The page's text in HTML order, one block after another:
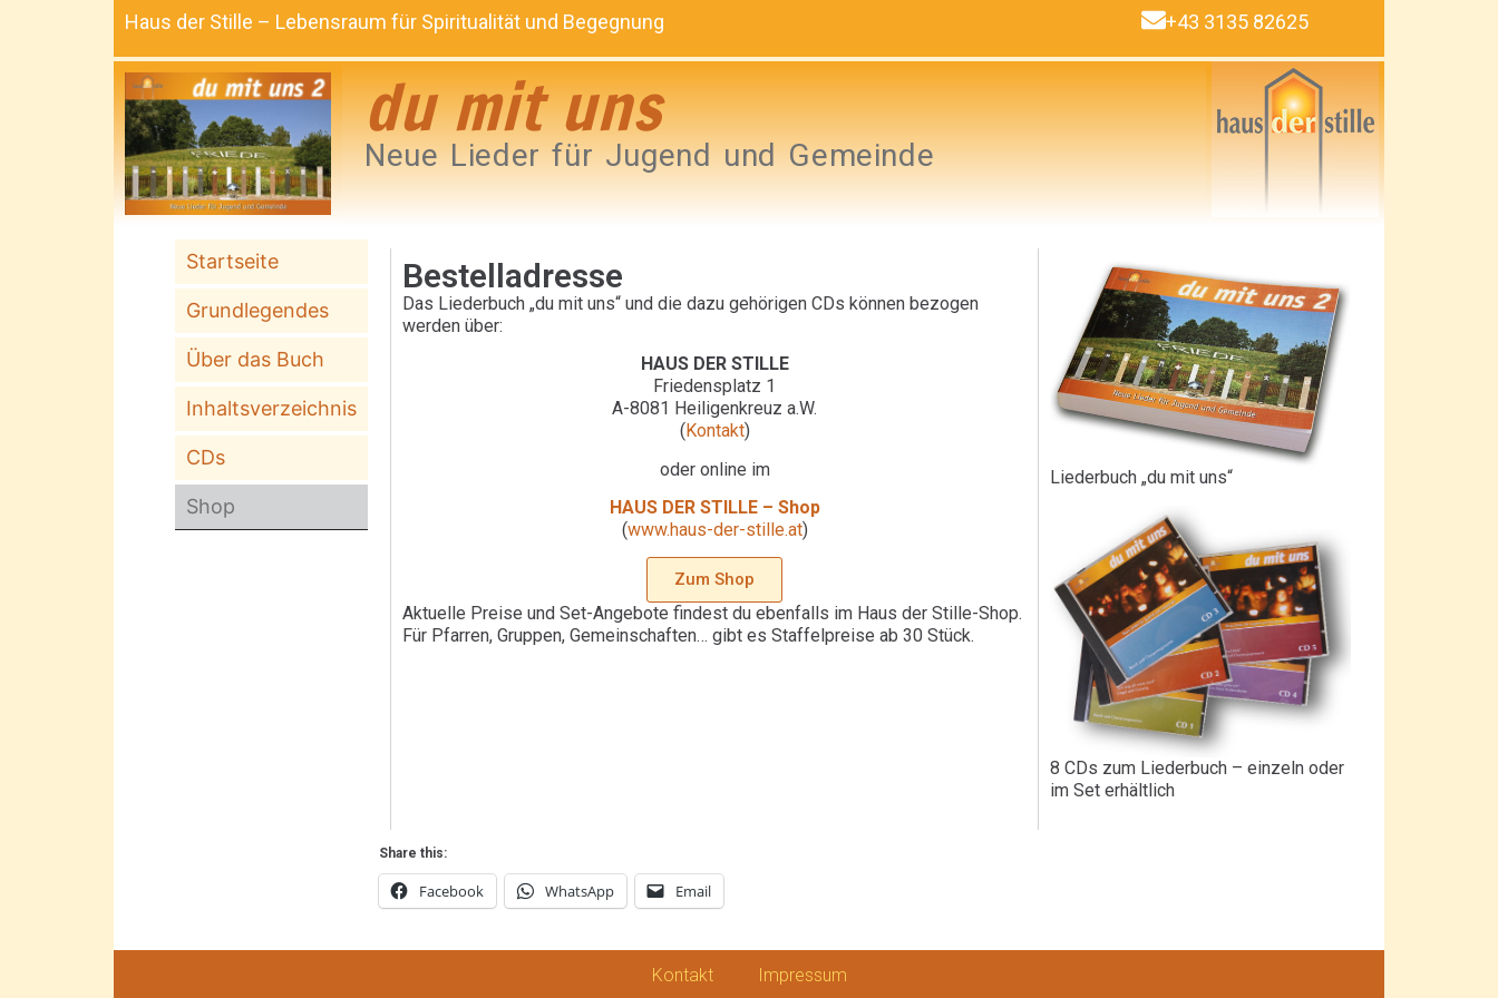
Haus der Stille – Lebensraum für Spiritualität und Begegnung +43 3135 82625
du mit uns
Neue Lieder für Jugend und Gemeinde
Startseite
Grundlegendes
Über das Buch
Inhaltsverzeichnis
CDs
Shop
Bestelladresse
Das Liederbuch „du mit uns“ und die dazu gehörigen CDs können bezogen
werden über:
HAUS DER STILLE
Friedensplatz 1
A-8081 Heiligenkreuz a.W.
( Kontakt)
oder online im
HAUS DER STILLE – Shop
(www.haus-der-stille.at)
Zum Shop
Aktuelle Preise und Set-Angebote findest du ebenfalls im Haus der Stille-Shop.
Für Pfarren, Gruppen, Gemeinschaften… gibt es Staffelpreise ab 30 Stück.
Liederbuch „du mit uns“
8 CDs zum Liederbuch – einzeln oder
im Set erhältlich
Share this:
Facebook WhatsApp Email
Kontakt Impressum